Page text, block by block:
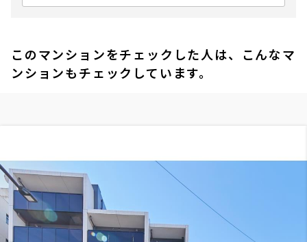
このマンションをチェックした人は、こんなマ
ンションもチェックしています。